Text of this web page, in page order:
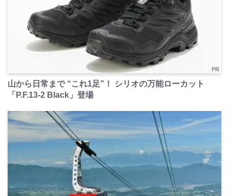
PR
山から日常まで “これ1足”！ シリオの万能ローカット
「P.F.13-2 Black」登場